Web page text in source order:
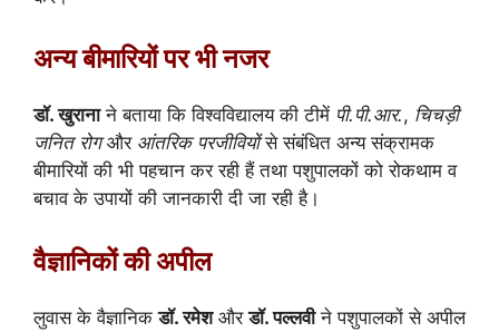
अन्य बीमारियों पर भी नजर
डॉ. खुरानाने बताया कि विश्वविद्यालय की टीमें पी.पी.आर., चिचड़ी
जनित रोगऔर आंतरिक परजीवियोंसे संबंधित अन्य संक्रामक
बीमारियों की भी पहचान कर रही हैं तथा पशुपालकों को रोकथाम व
बचाव के उपायों की जानकारी दी जा रही है।
वैज्ञानिकों की अपील
लुवास के वैज्ञानिकडॉ. रमेशऔरडॉ. पल्लवीने पशुपालकों से अपील